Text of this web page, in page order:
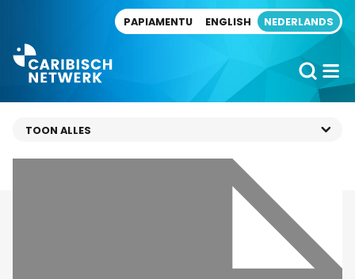
PAPIAMENTU ENGLISH NEDERLANDS